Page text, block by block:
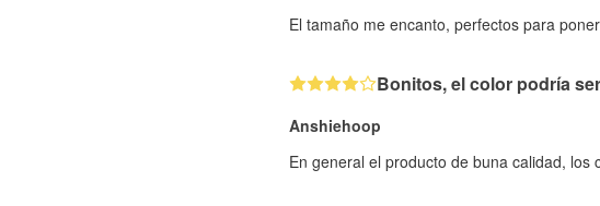
El tamaño me encanto, perfectos para
Bonitos, el color podría
Anshiehoop
En general el producto de buna calidad,